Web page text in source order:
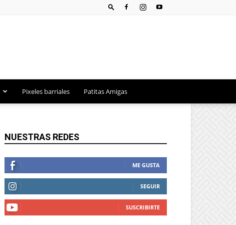
Pixeles barriales Patitas Amigas
NUESTRAS REDES
ME GUSTA
SEGUIR
SUSCRIBIRTE